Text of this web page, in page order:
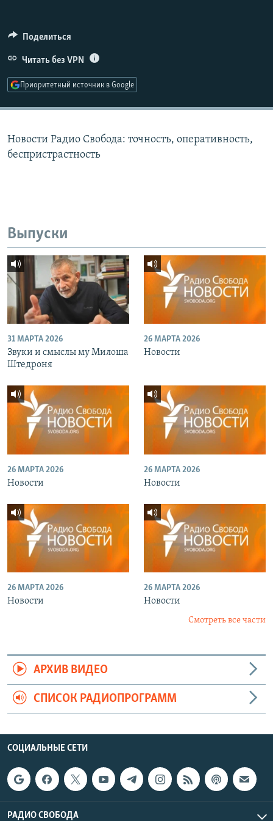
ПОДПИШИТЕСЬ НА РАССЫЛКУ
СОЦИАЛЬНЫЕ СЕТИ
Поделиться
Читать без VPN
Приоритетный источник в Google
Новости Радио Свобода: точность, оперативность,
беспристрастность
Выпуски
31 МАРТА 2026
Звуки и смыслы му Милоша
Штедроня
26 МАРТА 2026
Новости
26 МАРТА 2026
Новости
26 МАРТА 2026
Новости
26 МАРТА 2026
Новости
26 МАРТА 2026
Новости
Смотреть все части
АРХИВ ВИДЕО
СПИСОК РАДИОПРОГРАММ
СОЦИАЛЬНЫЕ СЕТИ
РАДИО СВОБОДА